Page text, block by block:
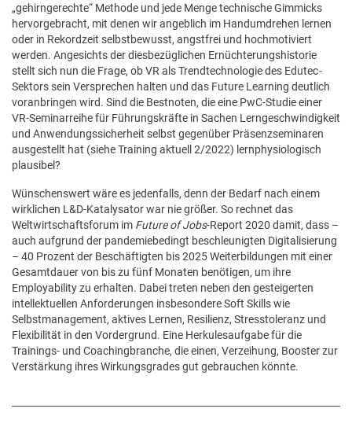
„gehirngerechte“ Methode und jede Menge technische Gimmicks
hervorgebracht, mit denen wir angeblich im Handumdrehen lernen
oder in Rekordzeit selbstbewusst, angstfrei und hochmotiviert
werden. Angesichts der diesbezüglichen Ernüchterungshistorie
stellt sich nun die Frage, ob VR als Trendtechnologie des Edutec-
Sektors sein Versprechen halten und das Future Learning deutlich
voranbringen wird. Sind die Bestnoten, die eine PwC-Studie einer
VR-Seminarreihe für Führungskräfte in Sachen Lerngeschwindigkeit
und Anwendungssicherheit selbst gegenüber Präsenzseminaren
ausgestellt hat (siehe Training aktuell 2/2022) lernphysiologisch
plausibel?
Wünschenswert wäre es jedenfalls, denn der Bedarf nach einem
wirklichen L&D-Katalysator war nie größer. So rechnet das
Weltwirtschaftsforum im Future of Jobs-Report 2020 damit, dass –
auch aufgrund der pandemiebedingt beschleunigten Digitalisierung
– 40 Prozent der Beschäftigten bis 2025 Weiterbildungen mit einer
Gesamtdauer von bis zu fünf Monaten benötigen, um ihre
Employability zu erhalten. Dabei treten neben den gesteigerten
intellektuellen Anforderungen insbesondere Soft Skills wie
Selbstmanagement, aktives Lernen, Resilienz, Stresstoleranz und
Flexibilität in den Vordergrund. Eine Herkulesaufgabe für die
Trainings- und Coachingbranche, die einen, Verzeihung, Booster zur
Verstärkung ihres Wirkungsgrades gut gebrauchen könnte.